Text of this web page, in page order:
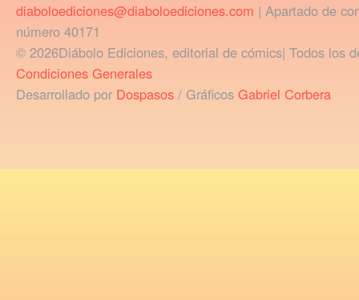
diaboloediciones@diaboloediciones.com | Apartado de
número 40171
© 2026Diábolo Ediciones, editorial de cómics| Todos los
Condiciones Generales
Desarrollado por Dospasos / Gráficos Gabriel Corbera